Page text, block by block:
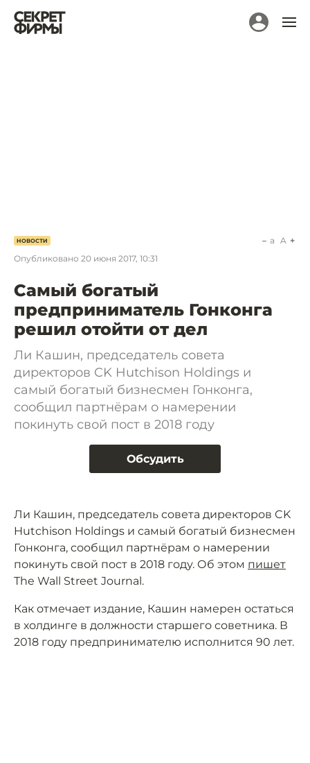
НОВОСТИ
Опубликовано 20 июня 2017, 10:31
a A
Самый богатый
предприниматель Гонконга
решил отойти от дел
Ли Кашин, председатель совета
директоров CK Hutchison Holdings и
самый богатый бизнесмен Гонконга,
сообщил партнёрам о намерении
покинуть свой пост в 2018 году
Обсудить
Ли Кашин, председатель совета директоров CK
Hutchison Holdings и самый богатый бизнесмен
Гонконга, сообщил партнёрам о намерении
покинуть свой пост в 2018 году. Об этом пишет
The Wall Street Journal.
Как отмечает издание, Кашин намерен остаться
в холдинге в должности старшего советника. В
2018 году предпринимателю исполнится 90 лет.